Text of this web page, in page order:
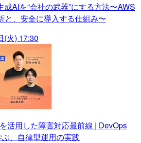
成AIを“会社の武器”にする方法〜AWS
と、安全に導入する仕組み〜
(火) 17:30
活用した障害対応最前線 | DevOps
、自律型運用の実践